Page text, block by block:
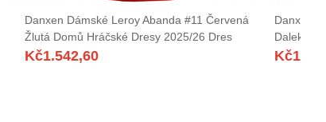
Danxen Dámské Leroy Abanda #11 Červená
Žlutá Domů Hráčské Dresy 2025/26 Dres
Kč1.542,60
Danxen
Daleko
Kč